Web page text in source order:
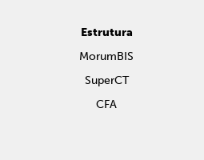
Estrutura
MorumBIS
SuperCT
CFA